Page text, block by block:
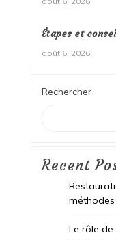
Étapes et
août 6, 2026
Rechercher
Recent
Le rôle